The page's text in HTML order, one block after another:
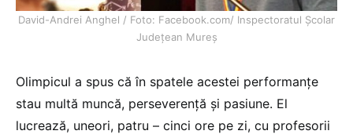
David-Andrei Anghel / Foto: Facebook.com/ Inspectoratul Școlar
Județean Mureș
Olimpicul a spus că în spatele acestei performanţe
stau multă muncă, perseverenţă şi pasiune. El
lucrează, uneori, patru – cinci ore pe zi, cu profesorii